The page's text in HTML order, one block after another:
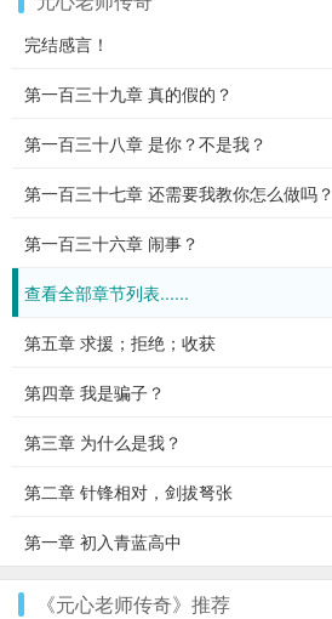
完结感言！
第一百三十九章 真的假的？
第一百三十八章 是你？不是我？
第一百三十七章 还需要我教你怎么做吗？
第一百三十六章 闹事？
查看全部章节列表......
第五章 求援；拒绝；收获
第四章 我是骗子？
第三章 为什么是我？
第二章 针锋相对，剑拔弩张
第一章 初入青蓝高中
《元心老师传奇》推荐